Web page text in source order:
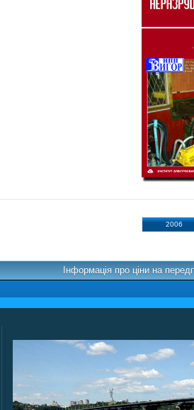
2006
Інформація про ціни на